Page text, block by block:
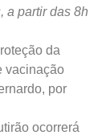
a partir das 8h
da
vacinação
por
ocorrerá